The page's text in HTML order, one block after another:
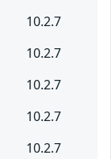
10.2.7
10.2.7
10.2.7
10.2.7
10.2.7